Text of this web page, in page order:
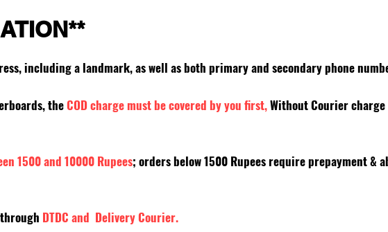
including a landmark, as well as both primary and secondary phone
theCOD charge must be covered by you first,Without Courier charge
1500 and 10000 Rupees; orders below 1500 Rupees require prepayment &
DTDC and Delivery Courier.